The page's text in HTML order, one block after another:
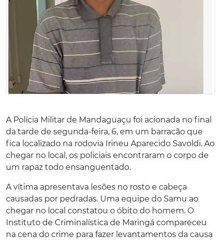
A Polícia Militar de Mandaguaçu foi acionada no final
da tarde de segunda-feira, 6, em um barracão que
fica localizado na rodovia Irineu Aparecido Savoldi. Ao
chegar no local, os policiais encontraram o corpo de
um rapaz todo ensanguentado.
A vítima apresentava lesões no rosto e cabeça
causadas por pedradas. Uma equipe do Samu ao
chegar no local constatou o óbito do homem. O
Instituto de Criminalística de Maringá compareceu
na cena do crime para fazer levantamentos da causa